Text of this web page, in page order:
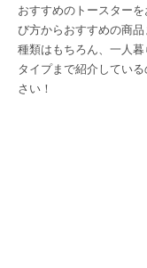
おすすめのトースター
び方からおすすめの商
種類はもちろん、一人
タイプまで紹介してい
さい！